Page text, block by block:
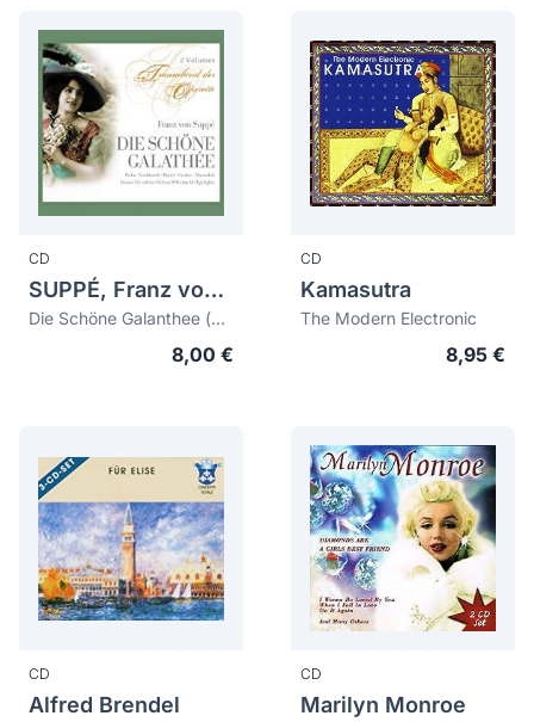
CD
SUPPÉ, Franz von (1819-1895)
Die Schöne Galanthee (bonus: die Schöne Helena, Offenbach, highlights)
8,00 €
CD
Kamasutra
The Modern Electronic
8,95 €
CD
Alfred Brendel
CD
Marilyn Monroe